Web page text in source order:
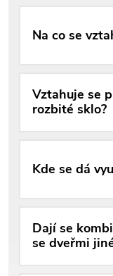
Na co se
Vztahuje se
rozbité sklo?
Kde se dá
Dají se
se dveřmi